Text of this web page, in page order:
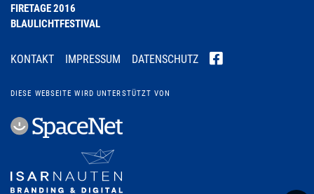
FIRETAGE 2016
BLAULICHTFESTIVAL
KONTAKT IMPRESSUM DATENSCHUTZ
DIESE WEBSEITE WIRD UNTERSTÜTZT VON